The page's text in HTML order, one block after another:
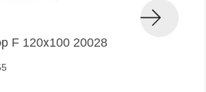
F 120х100 20028